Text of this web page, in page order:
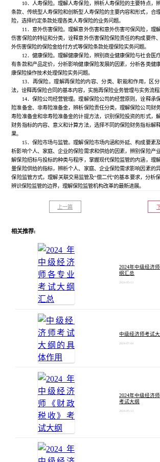
10．人寿保险。理解人寿保险，辨析人寿保险的主要特点，
条款、传统型人寿保险和创新型人寿保险的主要内容和形式，合
险，选择约定条款处理各类人寿保险的业务问题。
11．意外伤害保险。理解意外伤害和意外伤害可保风险，理
伤害保险的特征和分类，诠释意外伤害保险保险责任的构成要件
外伤害保险的保险金给付方式等保险条款处理保险实务问题。
12．健康保险。理解健康保险，辨别商业健康保险与社会医
有条款和产品定价，分析影响健康保险发展的因素，分析各类健
康保险操作技术处理保险实务问题。
13．再保险。理解再保险的内容、分类、职能和作用，区分
法，诠释再保险合同的基本内容，实施再保险业务管理与实务流程
14．保险公司经营管理。理解保险公司的经营原则，诠释承
险准备金、非寿险准备金，辨析保险责任分类，理解保险公司财
寿险准备金和非寿险准备金的计提方法，识别保险投资的形式，
财务指标的内容、意义和计算方法，选择不同的保险财务指标解
果。
15．保险市场与监管。理解保险市场内涵和外延、构成要素
析影响个人、家庭、企业的保险需求和供给的因素，辨别保险产
解保险招标与投标的种类与程序，掌握现代保险监管的内涵，理
量保险供给的指标，辨析个人、家庭、企业保险需求影响因素的
保险监管方式，理解关联交易监管及“偿二代”的基本要求，分析
辨识保险监管的边界，理解保险监管机构改革的最新进展。
上一篇
相关推荐:
2024年中级经济
纲汇总
2024-05-13
中级经济师考试
2024-07-04
2024年中级经济
考试大纲
2024-05-13